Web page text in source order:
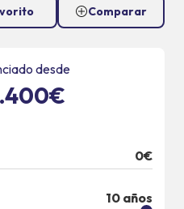
Comparar
desde
0€
10 años